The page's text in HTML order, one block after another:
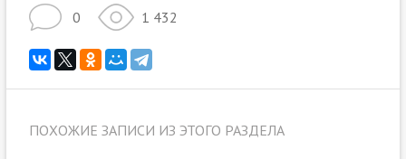
0 1 432
ПОХОЖИЕ ЗАПИСИ ИЗ ЭТОГО РАЗДЕЛА